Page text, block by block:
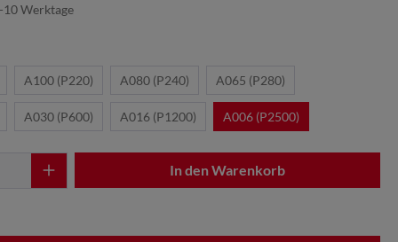
Werktage
A100 (P220) A080 (P240) A065 (P280)
A030 (P600) A016 (P1200) A006 (P2500)
In den Warenkorb